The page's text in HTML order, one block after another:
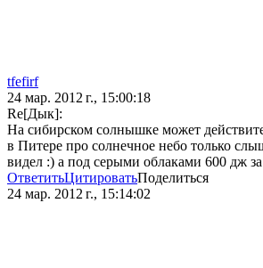
tfefirf
24 мар. 2012 г., 15:00:18
Re[Дык]:
На сибирском солнышке может
в Питере про солнечное небо только
видел :) а под серыми облаками 600 дж за
ОтветитьЦитироватьПоделиться
24 мар. 2012 г., 15:14:02